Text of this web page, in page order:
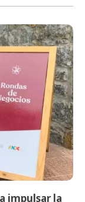
impulsar la